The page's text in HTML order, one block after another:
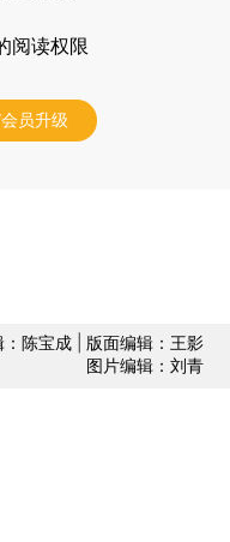
阅读权限
员升级
：陈宝成 | 版面编辑：王影
图片编辑：刘青